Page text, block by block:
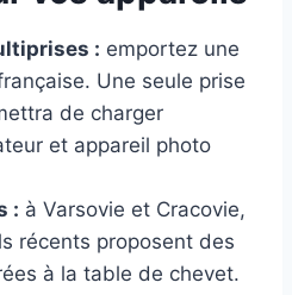
: emportez une
Une seule prise
de charger
et appareil photo
: à Varsovie et Cracovie,
récents proposent des
à la table de chevet.